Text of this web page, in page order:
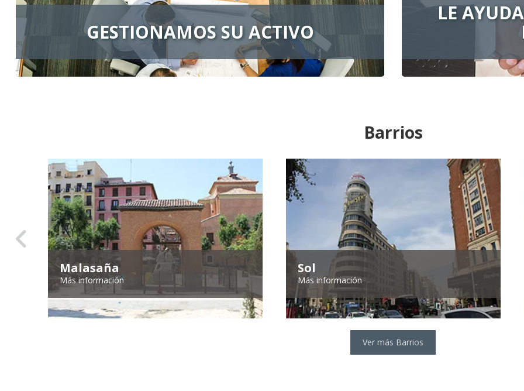
GESTIONAMOS SU ACTIVO
LE
Barrios
Malasaña
Más información
Sol
Más información
Ver más Barrios